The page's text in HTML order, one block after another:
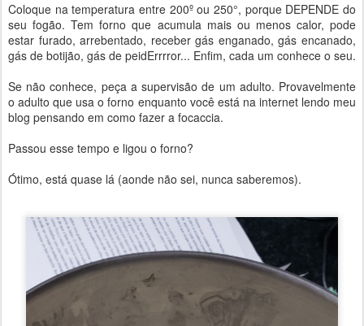
Coloque na temperatura entre 200º ou 250°, porque DEPENDE do
seu fogão. Tem forno que acumula mais ou menos calor, pode
estar furado, arrebentado, receber gás enganado, gás encanado,
gás de botijão, gás de peidErrrror... Enfim, cada um conhece o seu.
Se não conhece, peça a supervisão de um adulto. Provavelmente
o adulto que usa o forno enquanto você está na internet lendo meu
blog pensando em como fazer a focaccia.
Passou esse tempo e ligou o forno?
Ótimo, está quase lá (aonde não sei, nunca saberemos).